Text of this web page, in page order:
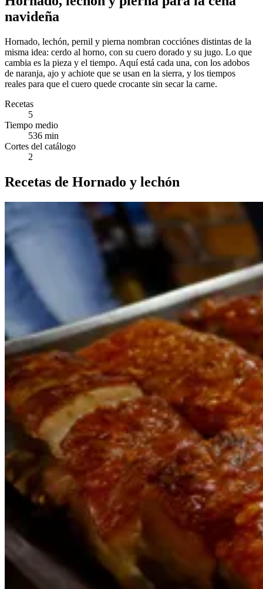
navideña
Hornado, lechón, pernil y pierna nombran cocciónes distintas de la
misma idea: cerdo al horno, con su cuero dorado y su jugo. Lo que
cambia es la pieza y el tiempo. Aquí está cada una, con los adobos
de naranja, ajo y achiote que se usan en la sierra, y los tiempos
reales para que el cuero quede crocante sin secar la carne.
Recetas
5
Tiempo medio
536 min
Cortes del catálogo
2
Recetas de Hornado y lechón